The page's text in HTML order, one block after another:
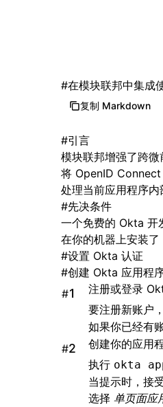
#在模块联邦中集成
复制 Markdown
#引言
模块联邦增强了跨
将 OpenID Connect
处理当前应用程序内
#先决条件
一个免费的 Okta 开
在你的机器上安装了
#设置 Okta 认证
#创建 Okta 应用程
#
注册或登录
要注册新账户
如果你已经有
#
创建你的应用
执行 okta
当提示时，接
选择 单页面应